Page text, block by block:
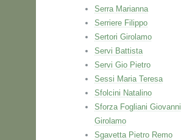
Serra Marianna
Serriere Filippo
Sertori Girolamo
Servi Battista
Servi Gio Pietro
Sessi Maria Teresa
Sfolcini Natalino
Sforza Fogliani Giovanni
Girolamo
Sgavetta Pietro Remo